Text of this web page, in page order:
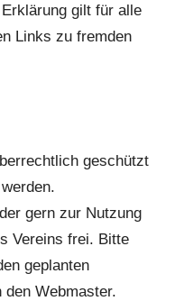
gilt für alle
Links zu fremden
geschützt
gern zur Nutzung
Vereins frei. Bitte
geplanten
Webmaster.